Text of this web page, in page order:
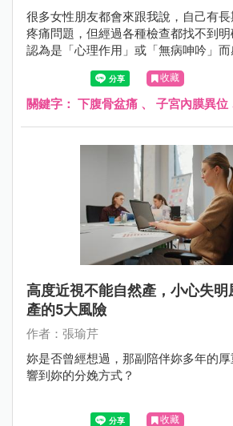
很多女性朋友都會來跟我說，自己有
疼痛問題，但經過各種檢查都找不到
認為是「心理作用」或「無病呻吟」而
收藏
關鍵字： 下腹骨盆痛 、 子宮內膜異位
高度近視不能自然產，小心失
產的5大風險
作者：張瑜芹
妳是否曾經想過，那副陪伴妳多年的
響到妳的分娩方式？
收藏